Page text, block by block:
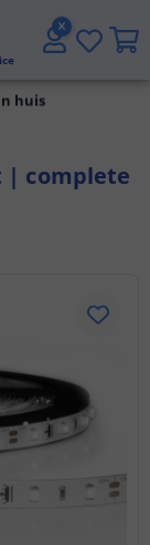
huis
| complete